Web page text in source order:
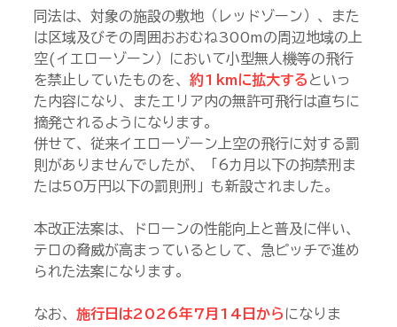
同法は、対象の施設の敷地（レッドゾーン）、また
は区域及びその周囲おおむね300mの周辺地域の上
空(イエローゾーン）において小型無人機等の飛行
を禁止していたものを、 約1kmに拡大する といっ
た内容になり、またエリア内の無許可飛行は直ちに
摘発されるようになります。
併せて、従来イエローゾーン上空の飛行に対する罰
則がありませんでしたが、「6カ月以下の拘禁刑ま
たは50万円以下の罰則刑」も新設されました。
本改正法案は、ドローンの性能向上と普及に伴い、
テロの脅威が高まっているとして、急ピッチで進め
られた法案になります。
なお、 施行日は2026年7月14日から になりま